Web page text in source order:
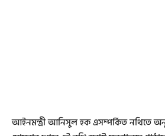
আইনমন্ত্রী আনিসুল হক এসম্পর্কিত নথিতে